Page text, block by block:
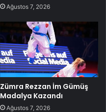
Ağustos 7, 2026
Zümra Rezzan İm Gümüş
Madalya Kazandı
Ağustos 7, 2026